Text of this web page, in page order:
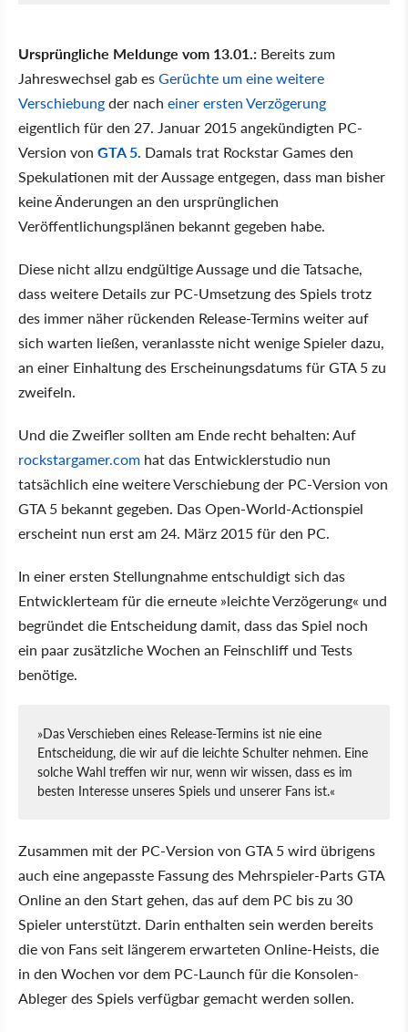
Ursprüngliche Meldunge vom 13.01.: Bereits zum
Jahreswechsel gab esGerüchte um eine weitere
Verschiebungder nach einer ersten Verzögerung
eigentlich für den 27. Januar 2015 angekündigten PC-
Version von GTA 5. Damals trat Rockstar Games den
Spekulationen mit der Aussage entgegen, dass man bisher
keine Änderungen an den ursprünglichen
Veröffentlichungsplänen bekannt gegeben habe.
Diese nicht allzu endgültige Aussage und die Tatsache,
dass weitere Details zur PC-Umsetzung des Spiels trotz
des immer näher rückenden Release-Termins weiter auf
sich warten ließen, veranlasste nicht wenige Spieler dazu,
an einer Einhaltung des Erscheinungsdatums für GTA 5 zu
zweifeln.
Und die Zweifler sollten am Ende recht behalten: Auf
rockstargamer.com hat das Entwicklerstudio nun
tatsächlich eine weitere Verschiebung der PC-Version von
GTA 5 bekannt gegeben. Das Open-World-Actionspiel
erscheint nun erst am 24. März 2015 für den PC.
In einer ersten Stellungnahme entschuldigt sich das
Entwicklerteam für die erneute »leichte Verzögerung« und
begründet die Entscheidung damit, dass das Spiel noch
ein paar zusätzliche Wochen an Feinschliff und Tests
benötige.
»Das Verschieben eines Release-Termins ist nie eine
Entscheidung, die wir auf die leichte Schulter nehmen. Eine
solche Wahl treffen wir nur, wenn wir wissen, dass es im
besten Interesse unseres Spiels und unserer Fans ist.«
Zusammen mit der PC-Version von GTA 5 wird übrigens
auch eine angepasste Fassung des Mehrspieler-Parts GTA
Online an den Start gehen, das auf dem PC bis zu 30
Spieler unterstützt. Darin enthalten sein werden bereits
die von Fans seit längerem erwarteten Online-Heists, die
in den Wochen vor dem PC-Launch für die Konsolen-
Ableger des Spiels verfügbar gemacht werden sollen.